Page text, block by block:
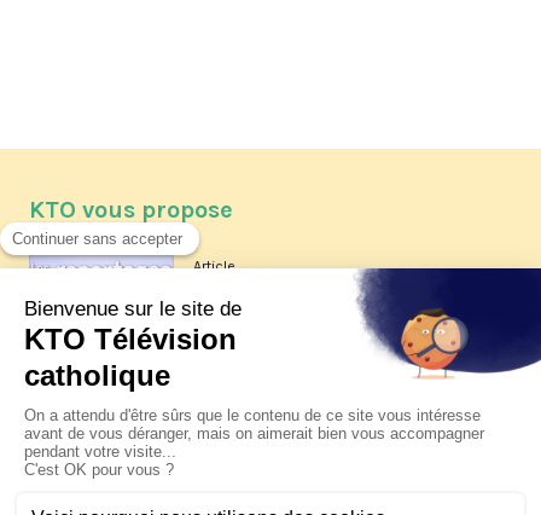
KTO vous propose
Article
Les reportages d'été 2026 de KTO
La visite pastorale du pape Léon
XIV à Assise à suivre sur KTO le
jeudi 6 août